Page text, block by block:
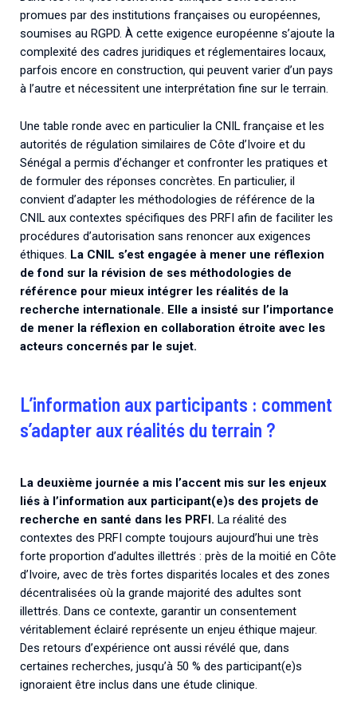
promues par des institutions françaises ou européennes,
soumises au RGPD. À cette exigence européenne s’ajoute la
complexité des cadres juridiques et réglementaires locaux,
parfois encore en construction, qui peuvent varier d’un pays
à l’autre et nécessitent une interprétation fine sur le terrain.
Une table ronde avec en particulier la CNIL française et les
autorités de régulation similaires de Côte d’Ivoire et du
Sénégal a permis d’échanger et confronter les pratiques et
de formuler des réponses concrètes. En particulier, il
convient d’adapter les méthodologies de référence de la
CNIL aux contextes spécifiques des PRFI afin de faciliter les
procédures d’autorisation sans renoncer aux exigences
éthiques. La CNIL s’est engagée à mener une réflexion
de fond sur la révision de ses méthodologies de
référence pour mieux intégrer les réalités de la
recherche internationale. Elle a insisté sur l’importance
de mener la réflexion en collaboration étroite avec les
acteurs concernés par le sujet.
L’information aux participants : comment
s’adapter aux réalités du terrain ?
La deuxième journée a mis l’accent mis sur les enjeux
liés à l’information aux participant(e)s des projets de
recherche en santé dans les PRFI. La réalité des
contextes des PRFI compte toujours aujourd’hui une très
forte proportion d’adultes illettrés : près de la moitié en Côte
d’Ivoire, avec de très fortes disparités locales et des zones
décentralisées où la grande majorité des adultes sont
illettrés. Dans ce contexte, garantir un consentement
véritablement éclairé représente un enjeu éthique majeur.
Des retours d’expérience ont aussi révélé que, dans
certaines recherches, jusqu’à 50 % des participant(e)s
ignoraient être inclus dans une étude clinique.